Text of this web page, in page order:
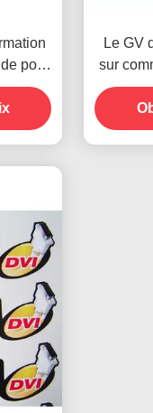
pour
Le GV
sur
de